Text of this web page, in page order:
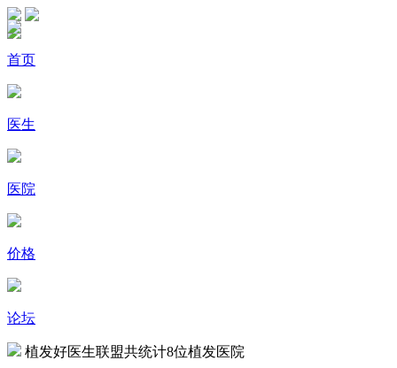
首页
医生
医院
价格
论坛
植发好医生联盟共统计8位植发医院